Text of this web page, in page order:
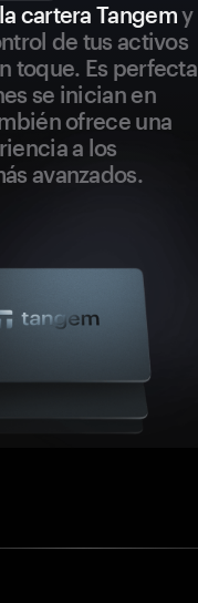
cartera Tangemy
de tus activos
toque. Es perfecta
se inician en
ofrece una
a los
avanzados.